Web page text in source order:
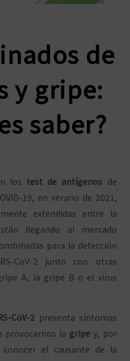
de
y gripe:
saber?
los test de antígenos de
19, en verano de 2021,
extendidas entre la
llegando al mercado
para la detección
CoV-2 junto con otras
A, la gripe B o el virus
CoV-2 presenta síntomas
provocarnos la gripe y, por
el causante de la